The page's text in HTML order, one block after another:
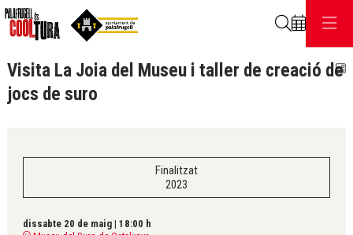
Visita La Joia del Museu i taller de creació de
jocs de suro
Finalitzat
2023
dissabte 20 de maig | 18:00 h